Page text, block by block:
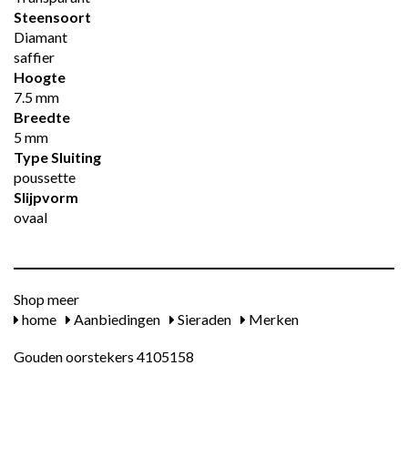
Steensoort
Diamant
saffier
Hoogte
7.5 mm
Breedte
5 mm
Type Sluiting
poussette
Slijpvorm
ovaal
Shop meer
home
Aanbiedingen Sieraden Merken
Gouden oorstekers 4105158